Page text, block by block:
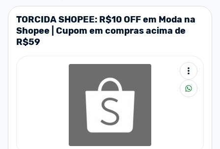
TORCIDA SHOPEE: R$10 OFF em Moda na
Shopee | Cupom em compras acima de
R$59